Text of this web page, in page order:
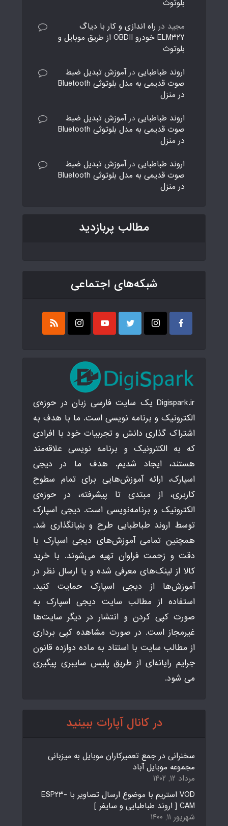
بلوتوث
مجید در راه اندازی و کار با دیاگ
ELM327 خودرو OBDII از طریق موبایل و
بلوتوث
اروند طباطبایی درآموزش تبدیل ضبط
صوت قدیمی به مدل بلوتوثی Bluetooth
در منزل
اروند طباطبایی درآموزش تبدیل ضبط
صوت قدیمی به مدل بلوتوثی Bluetooth
در منزل
اروند طباطبایی درآموزش تبدیل ضبط
صوت قدیمی به مدل بلوتوثی Bluetooth
در منزل
مطالب پربازدید
شبکه‌های اجتماعی
Digispark.ir یک سایت فارسی زبان در حوزه‌ی
الکترونیک و برنامه نویسی است. ما با هدف به
اشتراک گذاری دانش و تجربیات خود با افرادی
که به الکترونیک و برنامه نویسی علاقه‌مند
هستند، ایجاد شدیم. هدف ما در دیجی
اسپارک، ارائه آموزش‌هایی برای تمام سطوح
کاربری، از مبتدی تا پیشرفته، در حوزه‌ی
الکترونیک و برنامه‌نویسی است. دیجی اسپارک
توسط اروند طباطبایی طرح و بنیانگذاری شد.
همچنین تمامی آموزش‌های دیجی اسپارک با
دقت و زحمت فراوان تهیه می‌شوند. با خرید
کالا از لینک‌های معرفی شده و یا ارسال نظر در
آموزش‌ها از دیجی اسپارک حمایت کنید.
استفاده از مطالب سایت دیجی اسپارک به
صورت کپی کردن و انتشار در دیگر سایت‌ها
غیرمجاز است. در صورت مشاهده کپی برداری
از مطالب سایت با استناد به ماده دوازده قانون
جرایم رایانه‌ای از طریق پلیس سایبری پیگیری
می شود.
در کانال آپارات ببینید
سخنرانی در جمع تعمیرکاران موبایل به میزبانی
مجموعه موبایل آباد
مرداد ۱۲, ۱۴۰۲
VOD استریم با موضوع ارسال تصاویر با ESP23-
CAM [ اروند طباطبایی و سایفر ]
شهریور ۱۱, ۱۴۰۰